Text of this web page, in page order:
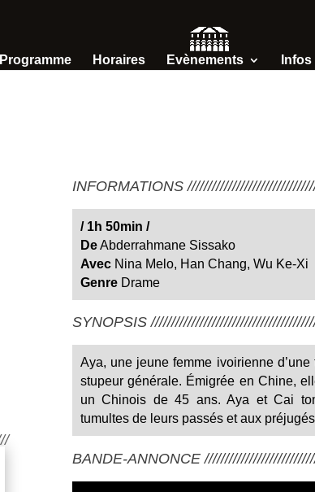
Programme Horaires Evènements
INFORMATIONS
/ 1h 50min /
DeAbderrahmane Sissako
AvecNina Melo, Han Chang, Wu Ke-Xi
GenreDrame
SYNOPSIS
Aya, une jeune femme ivoirienne
stupeur générale. Émigrée en Chine,
un Chinois de 45 ans. Aya et Cai
tumultes de leurs passés et aux
BANDE-ANNONCE